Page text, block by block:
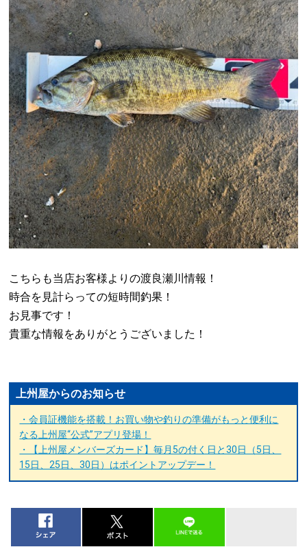
こちらも当店お客様よりの渡良瀬川情報！
時合を見計らっての短時間釣果！
お見事です！
貴重な情報をありがとうございました！
上州屋からのお知らせ
・会員証機能を搭載！お買い物や釣りの準備がもっと便利に
なる上州屋“公式”アプリ登場！
・【上州屋メンバーズカード】毎月5の付く日と30日（5日、
15日、25日、30日）はポイントアップデー！